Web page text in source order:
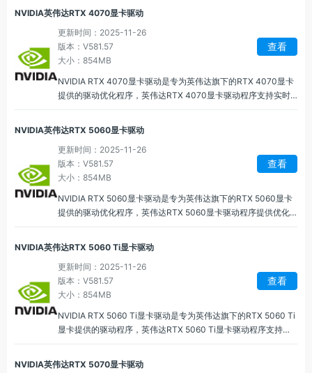
和专业工作的效率，通过支持最新的图形技术如光线追踪、
DLSS、NVIDIA Reflex等，能够让显卡在各种使用场景下的最佳
表现。
NVIDIA英伟达RTX 4070显卡驱动
更新时间：2025-11-26
版本：V581.57
大小：854MB
查看
NVIDIA RTX 4070显卡驱动是专为英伟达旗下的RTX 4070显卡
提供的驱动优化程序，英伟达RTX 4070显卡驱动程序支持实时
带来前所未有的逼真图像。
NVIDIA英伟达RTX 5060显卡驱动
更新时间：2025-11-26
版本：V581.57
大小：854MB
查看
NVIDIA RTX 5060显卡驱动是专为英伟达旗下的RTX 5060显卡
提供的驱动优化程序，英伟达RTX 5060显卡驱动程序提供优化
专业用户的需求，能够让用户享受到最佳的视觉体验、流畅的游
戏效果和高效的计算性能。
NVIDIA英伟达RTX 5060 Ti显卡驱动
更新时间：2025-11-26
版本：V581.57
大小：854MB
查看
NVIDIA RTX 5060 Ti显卡驱动是专为英伟达旗下的RTX 5060 Ti
显卡提供的驱动程序，英伟达RTX 5060 Ti显卡驱动程序支持先
能力和稳定的性能，确保用户能够最大化其硬件潜力。
NVIDIA英伟达RTX 5070显卡驱动